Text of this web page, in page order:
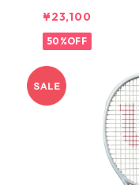
¥23,100
50%OFF